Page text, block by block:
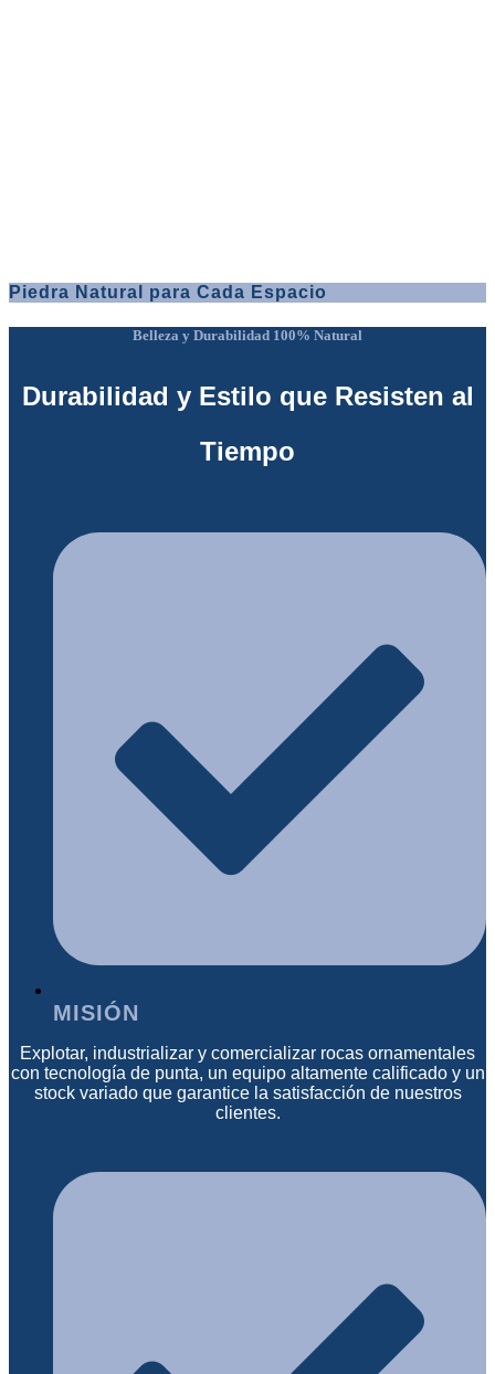
Piedra Natural para Cada Espacio
Belleza y Durabilidad 100% Natural
Durabilidad y Estilo que Resisten al
Tiempo
MISIÓN
Explotar, industrializar y comercializar rocas ornamentales
con tecnología de punta, un equipo altamente calificado y un
stock variado que garantice la satisfacción de nuestros
clientes.